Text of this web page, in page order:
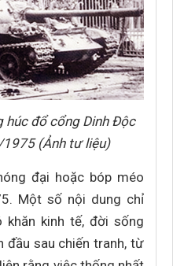
húc đổ cổng Dinh Độc
(Ảnh tư liệu)
đại hoặc bóp méo
Một số nội dung chỉ
khăn kinh tế, đời sống
đầu sau chiến tranh, từ